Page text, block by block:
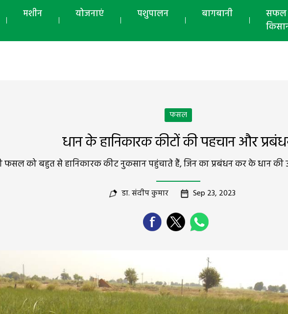
मशीन योजनाएं पशुपालन बागबानी
सफल
फसल
धान के हानिकारक कीटों की पहचान और
फसल को बहुत से हानिकारक कीट नुकसान पहुंचाते हैं, जिन का प्रबंधन कर के धान की
डा. संदीप कुमार Sep 23, 2023